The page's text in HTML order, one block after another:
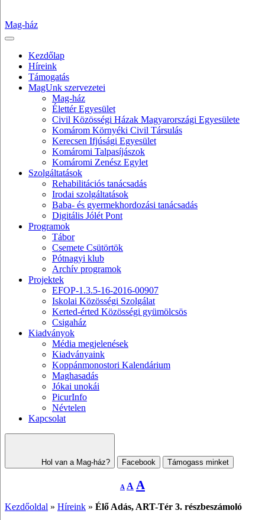
Mag-ház
Kezdőlap
Híreink
Támogatás
MagUnk szervezetei
Mag-ház
Élettér Egyesület
Civil Közösségi Házak Magyarországi Egyesülete
Komárom Környéki Civil Társulás
Kerecsen Ifjúsági Egyesület
Komáromi Talpasíjászok
Komáromi Zenész Egylet
Szolgáltatások
Rehabilitációs tanácsadás
Irodai szolgáltatások
Baba- és gyermekhordozási tanácsadás
Digitális Jólét Pont
Programok
Tábor
Csemete Csütörtök
Pótnagyi klub
Archív programok
Projektek
EFOP-1.3.5-16-2016-00907
Iskolai Közösségi Szolgálat
Kerted-érted Közösségi gyümölcsös
Csigaház
Kiadványok
Média megjelenések
Kiadványaink
Koppánmonostori Kalendárium
Maghasadás
Jókai unokái
PicurInfo
Névtelen
Kapcsolat
Hol van a Mag-ház? Facebook Támogass minket
A
Decrease
font
A Reset
font
size.
A
size.
Kezdőoldal » Híreink » Élő Adás, ART-Tér 3. részbeszámoló